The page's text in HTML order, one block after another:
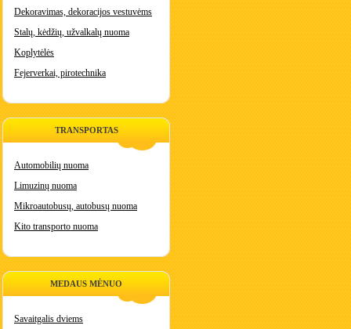
Dekoravimas, dekoracijos vestuvėms
Stalų, kėdžių, užvalkalų nuoma
Koplytėlės
Fejerverkai, pirotechnika
TRANSPORTAS
Automobilių nuoma
Limuzinų nuoma
Mikroautobusų, autobusų nuoma
Kito transporto nuoma
MEDAUS MĖNUO
Savaitgalis dviems